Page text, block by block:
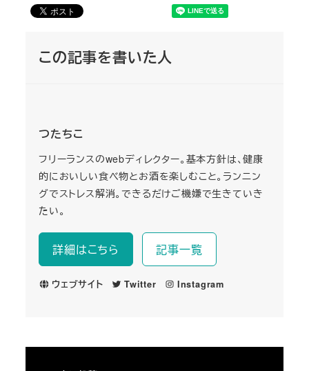
この記事を書いた人
つたちこ
フリーランスのwebディレクター。基本方針は、健康
的においしい食べ物とお酒を楽しむこと。ランニン
グでストレス解消。できるだけご機嫌で生きていき
たい。
詳細はこちら 記事一覧
ウェブサイト Twitter Instagram